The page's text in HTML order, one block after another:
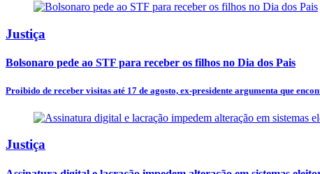
Justiça
Bolsonaro pede ao STF para receber os filhos no Dia dos Pais
Proibido de receber visitas até 17 de agosto, ex-presidente argumenta que
Justiça